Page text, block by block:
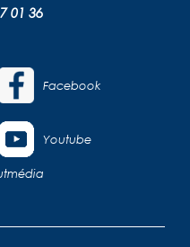
01 36
Facebook
Youtube